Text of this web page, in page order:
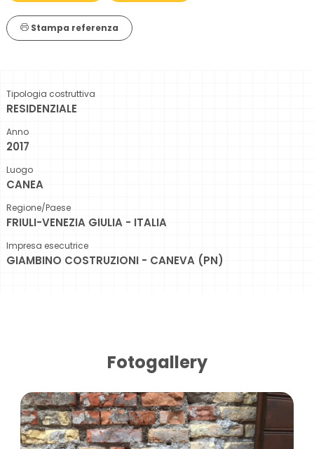
Stampa referenza
Tipologia costruttiva
RESIDENZIALE
Anno
2017
Luogo
CANEA
Regione/Paese
FRIULI-VENEZIA GIULIA - ITALIA
Impresa esecutrice
GIAMBINO COSTRUZIONI - CANEVA (PN)
Fotogallery